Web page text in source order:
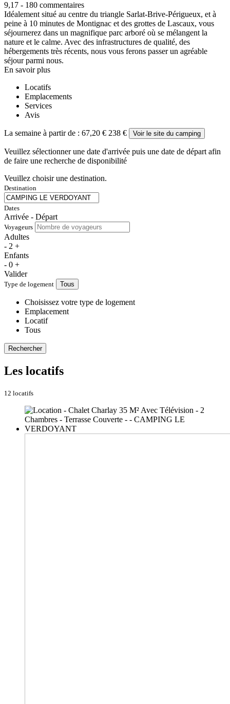
9,17 - 180 commentaires
Idéalement situé au centre du triangle Sarlat-Brive-Périgueux, et à
peine à 10 minutes de Montignac et des grottes de Lascaux, vous
séjournerez dans un magnifique parc arboré où se mélangent la
nature et le calme. Avec des infrastructures de qualité, des
hébergements très récents, nous vous ferons passer un agréable
séjour parmi nous.
En savoir plus
Locatifs
Emplacements
Services
Avis
La semaine à partir de : 67,20 € 238 € Voir le site du camping
Veuillez sélectionner une date d'arrivée puis une date de départ afin
de faire une recherche de disponibilité
Veuillez choisir une destination.
Destination
Dates
Arrivée - Départ
Voyageurs
Adultes
- 2 +
Enfants
- 0 +
Valider
Type de logement Tous
Choisissez votre type de logement
Emplacement
Locatif
Tous
Rechercher
Les locatifs
12 locatifs